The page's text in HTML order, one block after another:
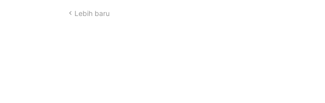
Lebih baru